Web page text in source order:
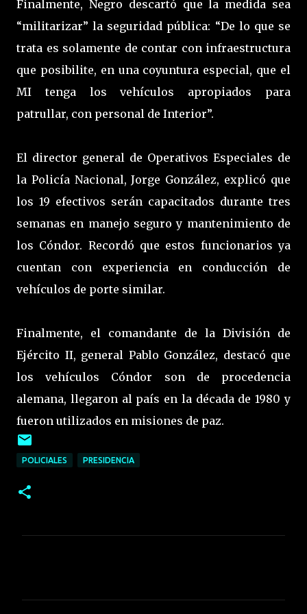
Finalmente, Negro descartó que la medida sea
“militarizar” la seguridad pública: “De lo que se
trata es solamente de contar con infraestructura
que posibilite, en una coyuntura especial, que el
MI tenga los vehículos apropiados para
patrullar, con personal de Interior”.
El director general de Operativos Especiales de
la Policía Nacional, Jorge González, explicó que
los 19 efectivos serán capacitados durante tres
semanas en manejo seguro y mantenimiento de
los Cóndor. Recordó que estos funcionarios ya
cuentan con experiencia en conducción de
vehículos de porte similar.
Finalmente, el comandante de la División de
Ejército II, general Pablo González, destacó que
los vehículos Cóndor son de procedencia
alemana, llegaron al país en la década de 1980 y
fueron utilizados en misiones de paz.
POLICIALES PRESIDENCIA